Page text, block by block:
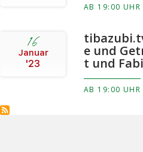
AB 19:00 UHR
16
Januar
'23
e und
t und
AB 19:00 UHR